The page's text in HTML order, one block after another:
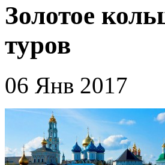
Золотое
туров
06 Янв 2017